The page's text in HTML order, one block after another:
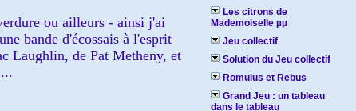
ou ailleurs - ainsi j'ai
bande d'écossais à l'esprit
Laughlin, de Pat Metheny, et
Les citrons de
Mademoiselle µµ
Jeu collectif
Solution du Jeu collectif
Romulus et Rebus
Grand Jeu : un tableau
dans le tableau